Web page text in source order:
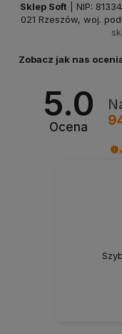
Sklep Soft | NIP:
021 Rzeszów, woj.
Zobacz jak nas
5.0
Ocena